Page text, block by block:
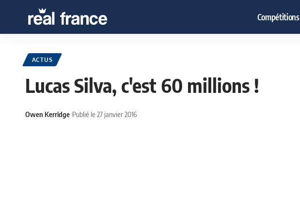
Compétitions
ACTUS
Lucas Silva, c'est 60 millions !
Owen Kerridge Publié le 27 janvier 2016